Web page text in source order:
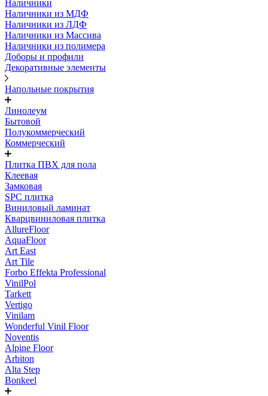
Наличники
Наличники из МДФ
Наличники из ЛДФ
Наличники из Массива
Наличники из полимера
Доборы и профили
Декоративные элементы
Напольные покрытия
Линолеум
Бытовой
Полукоммерческий
Коммерческий
Плитка ПВХ для пола
Клеевая
Замковая
SPC плитка
Виниловый ламинат
Кварцвиниловая плитка
AllureFloor
AquaFloor
Art East
Art Tile
Forbo Effekta Professional
VinilPol
Tarkett
Vertigo
Vinilam
Wonderful Vinil Floor
Noventis
Alpine Floor
Arbiton
Alta Step
Bonkeel